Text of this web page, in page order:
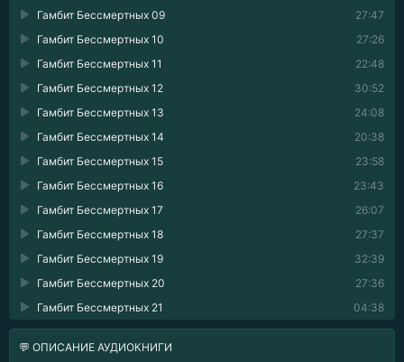
27:47
Гамбит Бессмертных 09
27:26
Гамбит Бессмертных 10
22:48
Гамбит Бессмертных 11
30:52
Гамбит Бессмертных 12
24:08
Гамбит Бессмертных 13
20:38
Гамбит Бессмертных 14
23:58
Гамбит Бессмертных 15
23:43
Гамбит Бессмертных 16
26:07
Гамбит Бессмертных 17
27:37
Гамбит Бессмертных 18
32:39
Гамбит Бессмертных 19
27:36
Гамбит Бессмертных 20
04:38
Гамбит Бессмертных 21
💬 ОПИСАНИЕ АУДИОКНИГИ